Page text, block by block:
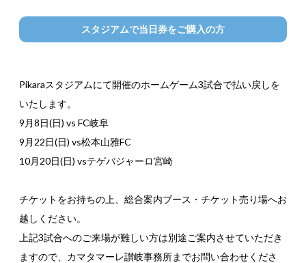
スタジアムで当日券をご購入の方
Pikaraスタジアムにて開催のホームゲーム3試合で払い戻しを
いたします。
9月8日(日) vs FC岐阜
9月22日(日) vs松本山雅FC
10月20日(日) vsテゲバジャーロ宮崎
チケットをお持ちの上、総合案内ブース・チケット売り場へお
越しください。
上記3試合へのご来場が難しい方は別途ご案内させていただき
ますので、カマタマーレ讃岐事務所までお問い合わせくださ